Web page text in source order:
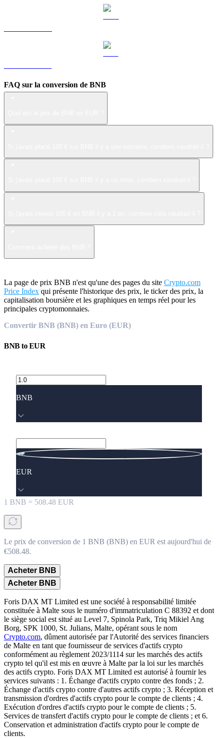
FAQ sur la conversion de BNB
La page de prix BNB n'est qu'une des pages du site Crypto.com
Price Index qui présente l'historique des prix, le ticker des prix, la
capitalisation boursière et les graphiques en temps réel pour les
principales cryptomonnaies.
Convertir BNB (BNB) en Euro (EUR)
BNBtoEUR
BNB
EUR
1 BNB = 508.48 EUR
Le prix de conversion de 1 BNB (BNB) en EUR est aujourd'hui de
€508.48.
Acheter BNB
Acheter BNB
Foris DAX MT Limited est une société à responsabilité limitée
constituée à Malte sous le numéro d'immatriculation C 88392 et dont
le siège social est situé au Level 7, Spinola Park, Triq Mikiel Ang
Borg, SPK 1000, St. Julians, Malte, opérant sous le nom
Crypto.com, dûment autorisée par l'Autorité des services financiers
de Malte en tant que fournisseur de services d'actifs crypto
conformément au règlement 2023/1114 sur les marchés des actifs
crypto tel qu'il est mis en œuvre à Malte par la loi sur les marchés
des actifs crypto. Foris DAX MT Limited est autorisé à fournir les
services suivants : 1. Échange d'actifs crypto contre des fonds ; 2.
Échange d'actifs crypto contre d'autres actifs crypto ; 3. Réception et
transmission d'ordres d'actifs crypto pour le compte de clients ; 4.
Exécution d'ordres d'actifs crypto pour le compte de clients ; 5.
Services de transfert d'actifs crypto pour le compte de clients ; et 6.
Conservation et administration d'actifs crypto pour le compte de
clients.